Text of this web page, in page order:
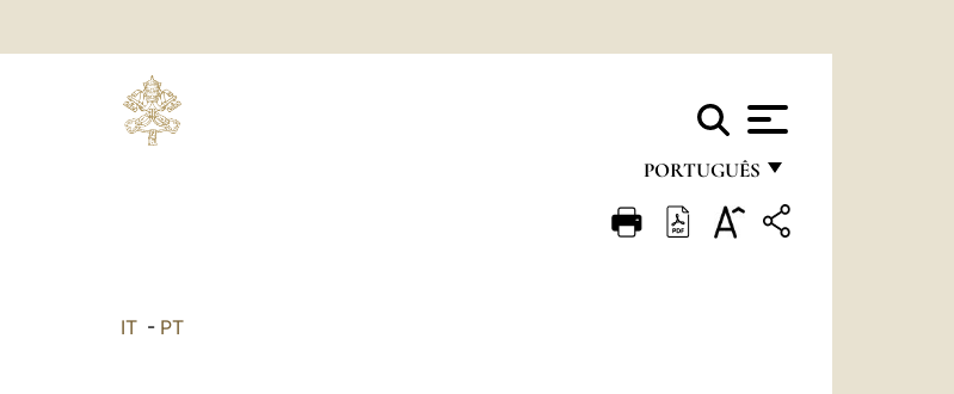
PORTUGUÊS
FRANÇAIS
IT- PT